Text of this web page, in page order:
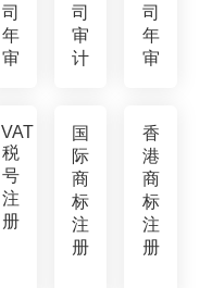
司
年
审
司
审
计
司
年
审
VAT
税
号
注
册
国
际
商
标
注
册
香
港
商
标
注
册